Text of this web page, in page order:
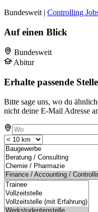
Bundesweit | Controlling
Auf einen Blick
Bundesweit
Abitur
Erhalte passende
Bitte sage uns, wo du
nicht deine E-Mail Adresse